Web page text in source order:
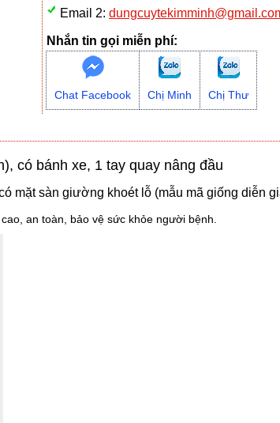
Email 2:
Nhắn tin gọi miễn phí:
Chat Facebook Chị Minh Chị Thư
có bánh xe, 1 tay quay nâng đầu
mặt sàn giường khoét lỗ (mẫu mã giống diễn
an toàn, bảo vệ sức khỏe người bệnh.